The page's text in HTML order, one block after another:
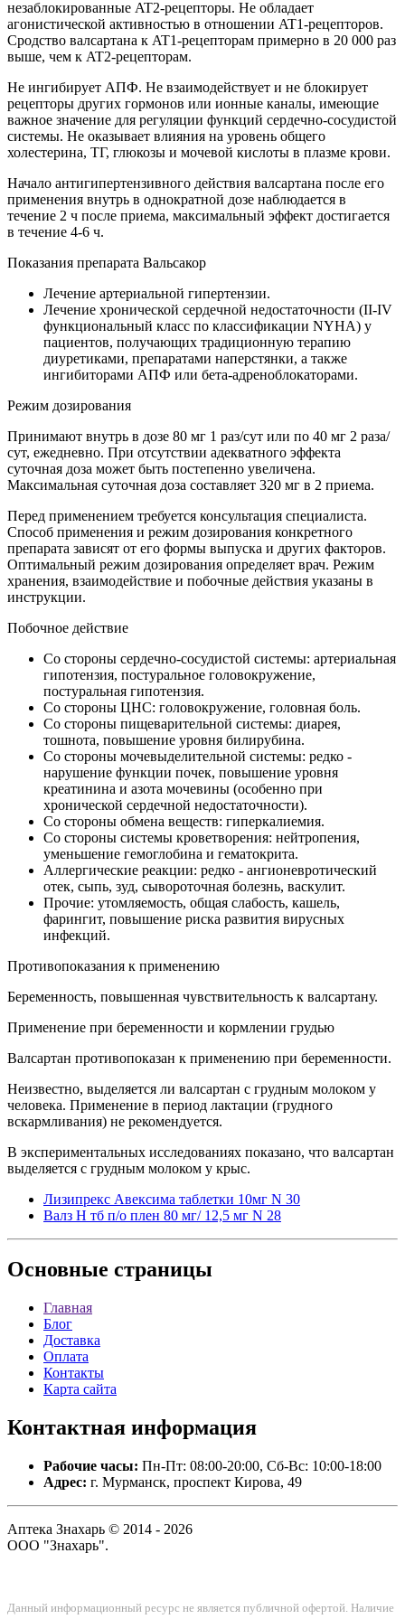
незаблокированные AT2-рецепторы. Не обладает
агонистической активностью в отношении AT1-рецепторов.
Сродство валсартана к AT1-рецепторам примерно в 20 000 раз
выше, чем к AT2-рецепторам.
Не ингибирует АПФ. Не взаимодействует и не блокирует
рецепторы других гормонов или ионные каналы, имеющие
важное значение для регуляции функций сердечно-сосудистой
системы. Не оказывает влияния на уровень общего
холестерина, ТГ, глюкозы и мочевой кислоты в плазме крови.
Начало антигипертензивного действия валсартана после его
применения внутрь в однократной дозе наблюдается в
течение 2 ч после приема, максимальный эффект достигается
в течение 4-6 ч.
Показания препарата Вальсакор
Лечение артериальной гипертензии.
Лечение хронической сердечной недостаточности (II-IV
функциональный класс по классификации NYHA) у
пациентов, получающих традиционную терапию
диуретиками, препаратами наперстянки, а также
ингибиторами АПФ или бета-адреноблокаторами.
Режим дозирования
Принимают внутрь в дозе 80 мг 1 раз/сут или по 40 мг 2 раза/
сут, ежедневно. При отсутствии адекватного эффекта
суточная доза может быть постепенно увеличена.
Максимальная суточная доза составляет 320 мг в 2 приема.
Перед применением требуется консультация специалиста.
Способ применения и режим дозирования конкретного
препарата зависят от его формы выпуска и других факторов.
Оптимальный режим дозирования определяет врач. Режим
хранения, взаимодействие и побочные действия указаны в
инструкции.
Побочное действие
Со стороны сердечно-сосудистой системы: артериальная
гипотензия, постуральное головокружение,
постуральная гипотензия.
Со стороны ЦНС: головокружение, головная боль.
Со стороны пищеварительной системы: диарея,
тошнота, повышение уровня билирубина.
Со стороны мочевыделительной системы: редко -
нарушение функции почек, повышение уровня
креатинина и азота мочевины (особенно при
хронической сердечной недостаточности).
Со стороны обмена веществ: гиперкалиемия.
Со стороны системы кроветворения: нейтропения,
уменьшение гемоглобина и гематокрита.
Аллергические реакции: редко - ангионевротический
отек, сыпь, зуд, сывороточная болезнь, васкулит.
Прочие: утомляемость, общая слабость, кашель,
фарингит, повышение риска развития вирусных
инфекций.
Противопоказания к применению
Беременность, повышенная чувствительность к валсартану.
Применение при беременности и кормлении грудью
Валсартан противопоказан к применению при беременности.
Неизвестно, выделяется ли валсартан с грудным молоком у
человека. Применение в период лактации (грудного
вскармливания) не рекомендуется.
В экспериментальных исследованиях показано, что валсартан
выделяется с грудным молоком у крыс.
Лизипрекс Авексима таблетки 10мг N 30
Валз Н тб п/о плен 80 мг/ 12,5 мг N 28
Основные страницы
Главная
Блог
Доставка
Оплата
Контакты
Карта сайта
Контактная информация
Рабочие часы: Пн-Пт: 08:00-20:00, Сб-Вс: 10:00-18:00
Адрес: г. Мурманск, проспект Кирова, 49
Аптека Знахарь © 2014 - 2026
ООО "Знахарь".
Данный информационный ресурс не является публичной офертой. Наличие